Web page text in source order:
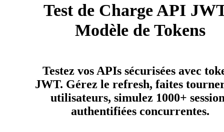
Test de Charge API
Modèle de Tokens
Testez vos APIs sécurisées avec
JWT. Gérez le refresh, faites
utilisateurs, simulez 1000+
authentifiées concurrentes.